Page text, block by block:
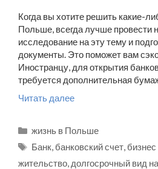
Когда вы хотите решить какие-
Польше, всегда лучше провести
исследование на эту тему и
документы. Это поможет вам
Иностранцу, для открытия
требуется дополнительная
Читать далее
Рубрики
жизнь в Польше
Метки
Банк, банковский счет,
жительство, долгосрочный вид